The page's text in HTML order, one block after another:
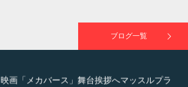
ブログ一覧
映画「メカバース」舞台挨拶へマッスルプラ